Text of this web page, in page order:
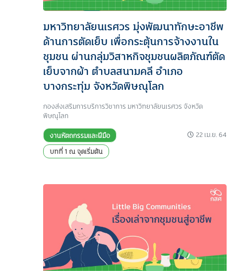
มหาวิทยาลัยนเรศวร มุ่งพัฒนาทักษะอาชีพ
ด้านการตัดเย็บ เพื่อกระตุ้นการจ้างงานใน
ชุมชน ผ่านกลุ่มวิสาหกิจชุมชนผลิตภัณฑ์ตัด
เย็บจากผ้า ตำบลสนามคลี อำเภอ
บางกระทุ่ม จังหวัดพิษณุโลก
กองส่งเสริมการบริการวิชาการ มหาวิทยาลัยนเรศวร จังหวัด
พิษณุโลก
งานหัตถกรรมและฝีมือ
บทที่ 1 ณ จุดเริ่มต้น
22 เม.ย. 64